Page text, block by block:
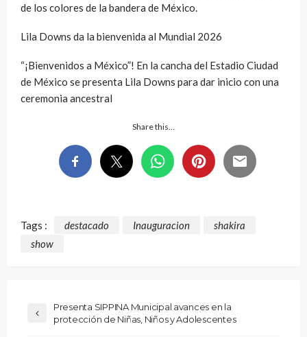
de los colores de la bandera de México.
Lila Downs da la bienvenida al Mundial 2026
“¡Bienvenidos a México”! En la cancha del Estadio Ciudad
de México se presenta Lila Downs para dar inicio con una
ceremonia ancestral
Share this…
Tags : destacado Inauguracion
shakira
show
Presenta SIPPINA Municipal avances en la
protección de Niñas, Niños y Adolescentes